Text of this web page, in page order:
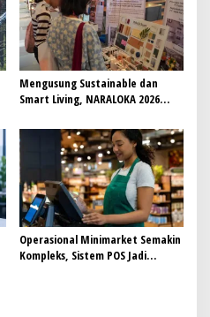
Mengusung Sustainable dan
Smart Living, NARALOKA 2026
Mahasiswa BINUS @Malang
Operasional Minimarket Semakin
Kompleks, Sistem POS Jadi